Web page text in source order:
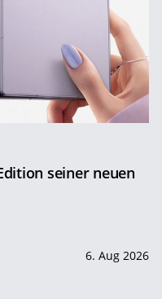
seiner neuen
6. Aug 2026